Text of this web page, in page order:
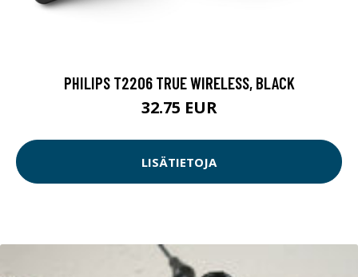
PHILIPS T2206 TRUE WIRELESS, BLACK
32.75 EUR
LISÄTIETOJA